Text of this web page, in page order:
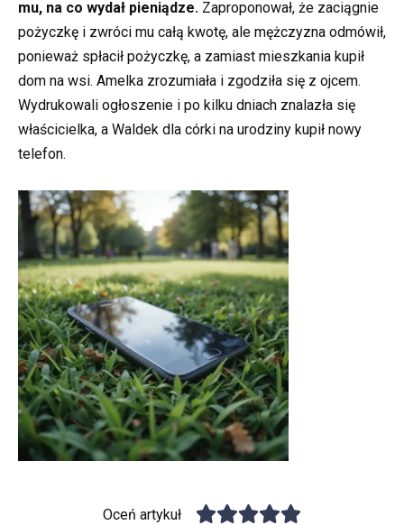
mu, na co wydał pieniądze. Zaproponował, że zaciągnie
pożyczkę i zwróci mu całą kwotę, ale mężczyzna odmówił,
ponieważ spłacił pożyczkę, a zamiast mieszkania kupił
dom na wsi. Amelka zrozumiała i zgodziła się z ojcem.
Wydrukowali ogłoszenie i po kilku dniach znalazła się
właścicielka, a Waldek dla córki na urodziny kupił nowy
telefon.
Oceń artykuł